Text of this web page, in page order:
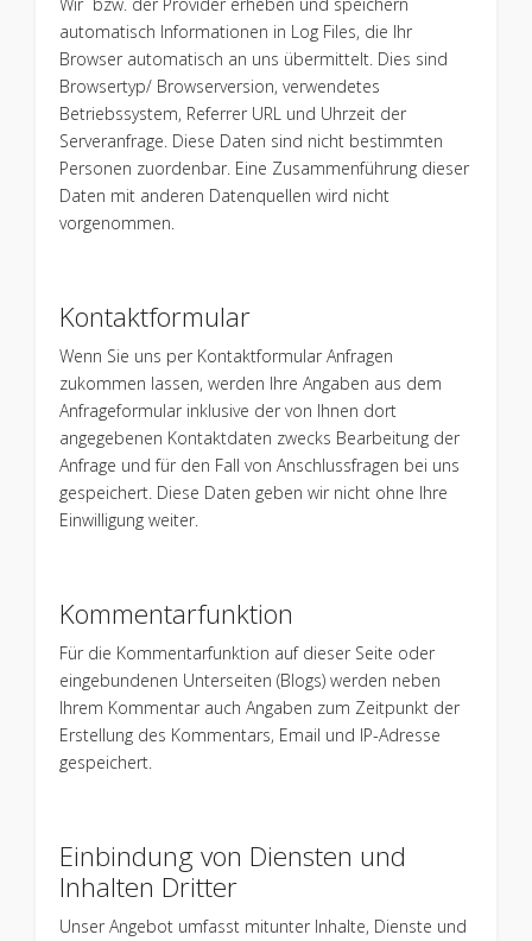
Wir bzw. der Provider erheben und speichern
automatisch Informationen in Log Files, die Ihr
Browser automatisch an uns übermittelt. Dies sind
Browsertyp/ Browserversion, verwendetes
Betriebssystem, Referrer URL und Uhrzeit der
Serveranfrage. Diese Daten sind nicht bestimmten
Personen zuordenbar. Eine Zusammenführung dieser
Daten mit anderen Datenquellen wird nicht
vorgenommen.
Kontaktformular
Wenn Sie uns per Kontaktformular Anfragen
zukommen lassen, werden Ihre Angaben aus dem
Anfrageformular inklusive der von Ihnen dort
angegebenen Kontaktdaten zwecks Bearbeitung der
Anfrage und für den Fall von Anschlussfragen bei uns
gespeichert. Diese Daten geben wir nicht ohne Ihre
Einwilligung weiter.
Kommentarfunktion
Für die Kommentarfunktion auf dieser Seite oder
eingebundenen Unterseiten (Blogs) werden neben
Ihrem Kommentar auch Angaben zum Zeitpunkt der
Erstellung des Kommentars, Email und IP-Adresse
gespeichert.
Einbindung von Diensten und
Inhalten Dritter
Unser Angebot umfasst mitunter Inhalte, Dienste und